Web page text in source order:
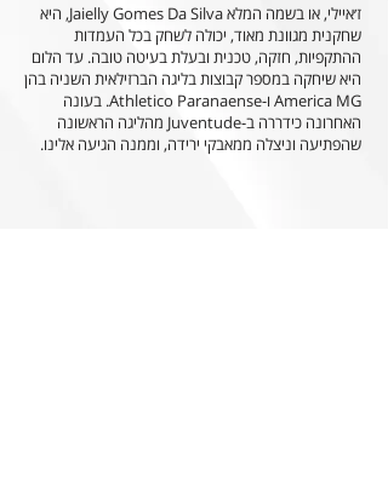
ז׳איילי, או בשמה המלא Jaielly Gomes Da Silva, היא
שחקנית מגוונת מאוד, יכולה לשחק בכל העמדות
ההתקפיות, חזקה, טכנית ובעלת בעיטה טובה. עד הלום
היא שיחקה במספר קבוצות בליגה הברזילאית השניה בהן
America MG ו-Athletico Paranaense. בעונה
האחרונה כידררה ב-Juventude מהליגה הראשונה
שהפתיעה וניצלה ממאבקי ירידה, וממנה הגיעה אלינו.